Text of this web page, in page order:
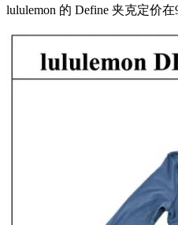
lululemon 的 Define 夹克定价